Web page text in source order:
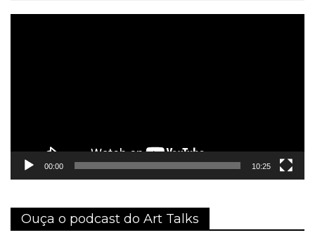
00:00 10:25
Ouça o podcast do Art Talks